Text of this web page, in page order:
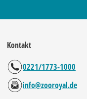
Kontakt
0221/1773-1000
info@zooroyal.de